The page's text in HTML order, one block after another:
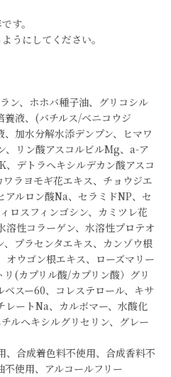
す。
うにしてください。
ン、ホホバ種子油、グリコシル
養液、(バチルス/ベニコウジ
加水分解水添デンプン、ヒマワ
、リン酸アスコルビルMg、a-ア
、デトラヘキシルデカン酸アスコ
ラヨモギ花エキス、チョウジエ
アルロン酸Na、セラミドNP、セ
ロスフィンゴシン、カミツレ花
溶性コラーゲン、水溶性プロテオ
、プラセンタエキス、カンゾウ根
オウゴン根エキス、ローズマリー
(カプリル酸/カプリン酸）グリ
スー60、コレステロール、キサ
レートNa、カルボマー、水酸化
ルヘキシルグリセリン、グレー
合成着色料不使用、合成香料不
使用、アルコールフリー